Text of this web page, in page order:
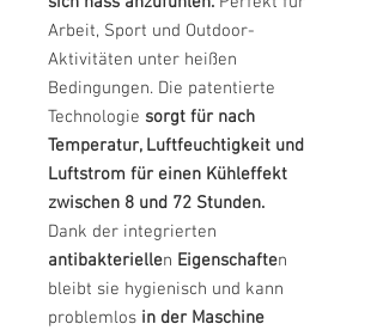
Arbeit, Sport und Outdoor-
Aktivitäten unter heißen
Bedingungen. Die patentierte
Technologie sorgt für nach
Temperatur, Luftfeuchtigkeit und
Luftstrom für einen Kühleffekt
zwischen 8 und 72 Stunden.
Dank der integrierten
antibakteriellen Eigenschaften
bleibt sie hygienisch und kann
problemlos in der Maschine